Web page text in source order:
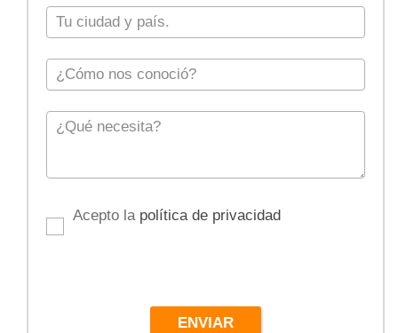
Acepto la política de privacidad
ENVIAR